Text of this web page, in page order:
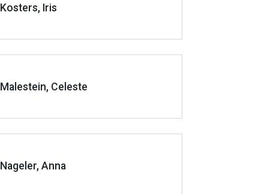
Kosters, Iris
Malestein, Celeste
Nageler, Anna